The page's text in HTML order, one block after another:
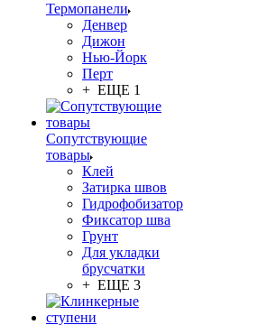
Термопанели
Денвер
Дижон
Нью-Йорк
Перт
+ ЕЩЕ 1
Сопутствующие
товары
Клей
Затирка швов
Гидрофобизатор
Фиксатор шва
Грунт
Для укладки
брусчатки
+ ЕЩЕ 3